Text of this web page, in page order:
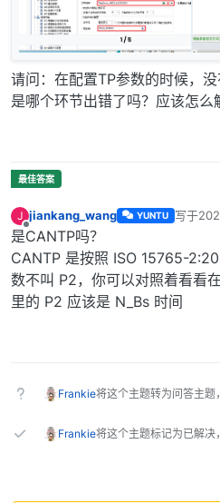
请问：在配置TP参数的时候，
是哪个环节出错了吗？应该怎么
J
离线
jiankang_wang YUNTU 写于
最后由
是CANTP吗？
CANTP 是按照 ISO 15765-
数不叫 P2，你可以对照着看看
里的 P2 应该是 N_Bs 时间
Frankie将这个主题转为问答主题
Frankie将这个主题标记为已解决